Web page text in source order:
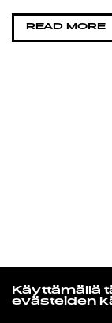
Käyttämällä
evästeiden
READ MORE